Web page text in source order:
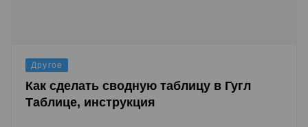
Другое
Как сделать сводную таблицу в Гугл
Таблице, инструкция